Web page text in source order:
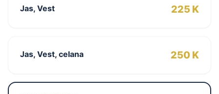
Jas, Vest 225 K
Jas, Vest, celana 250 K